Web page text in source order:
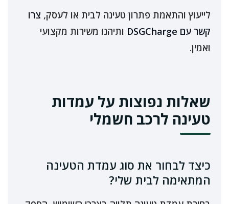
לייעוץ והתאמת פתרון טעינה לבית או לעסק, צרו
קשר עם DSGCharge
ותיהנו משירות מקצועי
ואמין.
שאלות נפוצות על עמדות
טעינה לרכב חשמלי
כיצד לבחור את סוג עמדת הטעינה
המתאימה לבית שלי?